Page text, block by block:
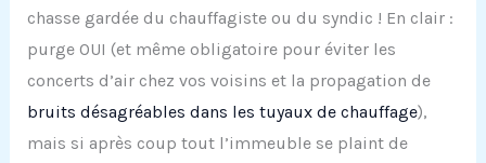
chasse gardée du chauffagiste ou du syndic ! En clair :
purge OUI (et même obligatoire pour éviter les
concerts d’air chez vos voisins et la propagation de
bruits désagréables dans les tuyaux de chauffage),
mais si après coup tout l’immeuble se plaint de